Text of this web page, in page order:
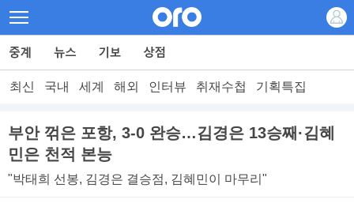
최신 국내 세계 해외 인터뷰 취재수첩 기획특집
부안 꺾은 포항, 3-0 완승…김경은 13승째·김혜
민은 천적 본능
"박태희 선봉, 김경은 결승점, 김혜민이 마무리"